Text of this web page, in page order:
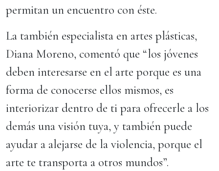
permitan un encuentro con éste.
La también especialista en artes plásticas,
Diana Moreno, comentó que “los jóvenes
deben interesarse en el arte porque es una
forma de conocerse ellos mismos, es
interiorizar dentro de ti para ofrecerle a los
demás una visión tuya, y también puede
ayudar a alejarse de la violencia, porque el
arte te transporta a otros mundos”.